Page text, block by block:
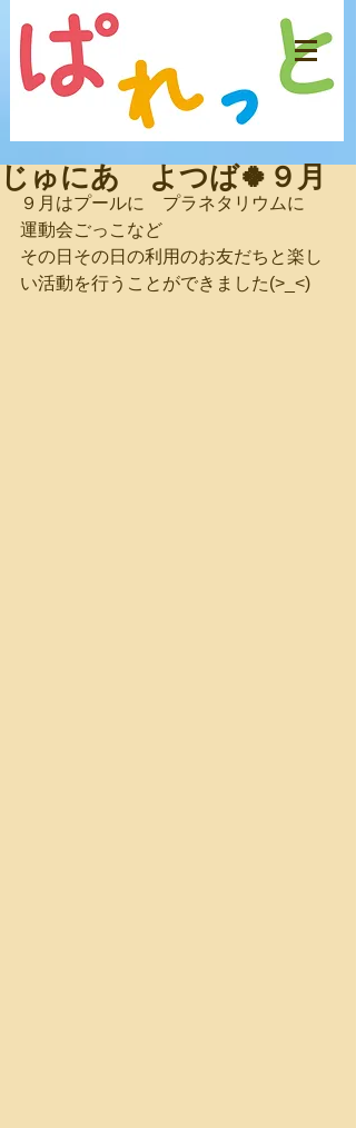
じゅにあ よつば🍀９月
９月はプールに　プラネタリウムに
運動会ごっこなど
その日その日の利用のお友だちと楽し
い活動を行うことができました(>_<)